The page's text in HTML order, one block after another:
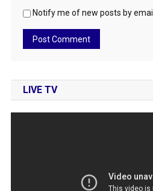
Notify me of new posts by email.
LIVE TV